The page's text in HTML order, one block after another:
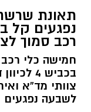
לשריפת אוטובוס בכביש 7,
עם הגעת
באוטובוס
הלהבות, ביצוע
והנהגים
נפגעים קל
רכב סמוך
חמישה כלי
בכביש
צוותי מד”א
לשבעה נפגעים